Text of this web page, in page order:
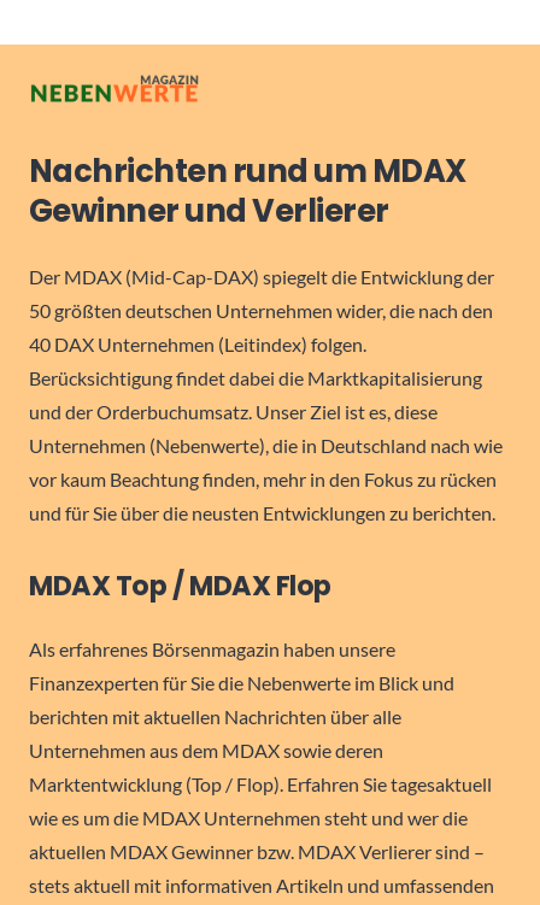
Nachrichten rund um MDAX
Gewinner und Verlierer
Der MDAX (Mid-Cap-DAX) spiegelt die Entwicklung der
50 größten deutschen Unternehmen wider, die nach den
40 DAX Unternehmen (Leitindex) folgen.
Berücksichtigung findet dabei die Marktkapitalisierung
und der Orderbuchumsatz. Unser Ziel ist es, diese
Unternehmen (Nebenwerte), die in Deutschland nach wie
vor kaum Beachtung finden, mehr in den Fokus zu rücken
und für Sie über die neusten Entwicklungen zu berichten.
MDAX Top / MDAX Flop
Als erfahrenes Börsenmagazin haben unsere
Finanzexperten für Sie die Nebenwerte im Blick und
berichten mit aktuellen Nachrichten über alle
Unternehmen aus dem MDAX sowie deren
Marktentwicklung (Top / Flop). Erfahren Sie tagesaktuell
wie es um die MDAX Unternehmen steht und wer die
aktuellen MDAX Gewinner bzw. MDAX Verlierer sind –
stets aktuell mit informativen Artikeln und umfassenden